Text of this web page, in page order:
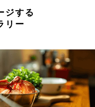
ジする
リー